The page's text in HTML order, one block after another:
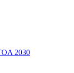
2030